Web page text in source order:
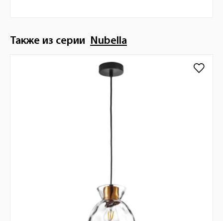
Также из серии Nubella